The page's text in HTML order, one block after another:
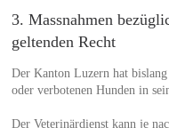
3. Massnahmen
geltenden Recht
Der Kanton Luzern hat
oder verbotenen Hunden in
Der Veterinärdienst kann je